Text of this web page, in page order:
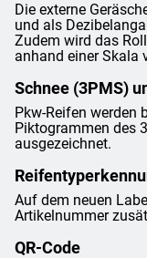
Die externe
und als
Zudem wird das
anhand einer Skala
Schnee (3PMS)
Pkw-Reifen werden
Piktogrammen des
ausgezeichnet.
Auf dem neuen
Artikelnummer
QR-Code